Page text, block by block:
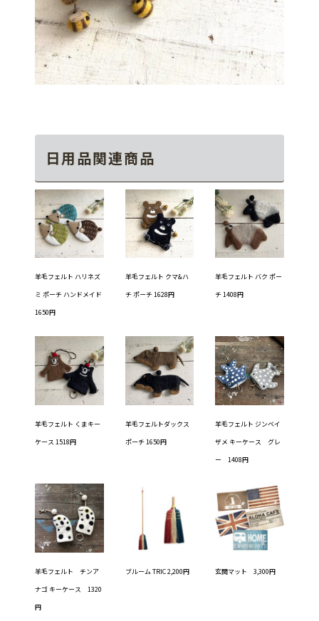
日用品関連商品
羊毛フェルト ハリネズ
ミ ポーチ ハンドメイド
1650円
羊毛フェルト クマ&ハ
チ ポーチ 1628円
羊毛フェルト バク ポー
チ 1408円
羊毛フェルト くまキー
ケース 1518円
羊毛フェルトダックス
ポーチ 1650円
羊毛フェルト ジンベイ
ザメ キーケース グレ
ー 1408円
羊毛フェルト チンア
ナゴ キーケース 1320
円
ブルーム TRIC 2,200円 玄関マット 3,300円